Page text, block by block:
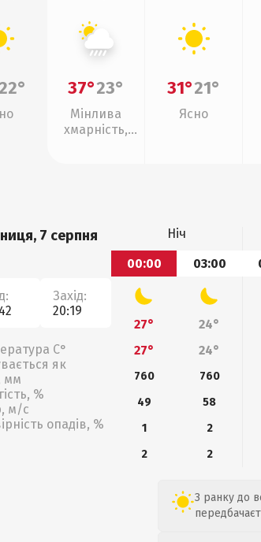
22° 37°23°
Мінлива
хмарність,
31°21°
Ясно
7 серпня
Захід:
20:19
С°
як
мм
%
м/с
опадів, %
Ніч
00:00
03:00
27° 24°
27°
24°
760 760
49
58
1
2
2
2
З ранку до